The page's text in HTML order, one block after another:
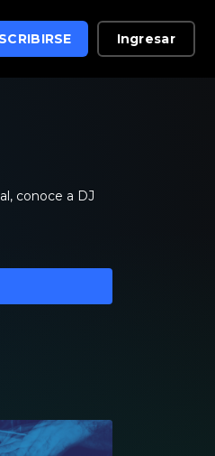
Ingresar
conoce a DJ